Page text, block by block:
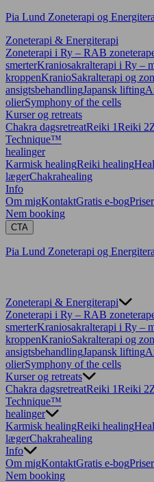
Pia Lund Zoneterapi og
Zoneterapi & Energiterapi
Zoneterapi i Ry – RAB
smerterKraniosakralterapi i Ry –
kroppenKranioSakralterapi og
ansigtsbehandlingJapansk lifting
olierSymphony of the cells
Kurser og retreats
Chakra dagsretreatReiki 1Reiki 2
Technique™
healinger
Karmisk healingReiki healing
lægerChakrahealing
Info
Om migKontaktGratis e-bogPriser
Nem booking
CTA
Pia Lund Zoneterapi og
Zoneterapi & Energiterapi
Zoneterapi i Ry – RAB
smerterKraniosakralterapi i Ry –
kroppenKranioSakralterapi og
ansigtsbehandlingJapansk lifting
olierSymphony of the cells
Kurser og retreats
Chakra dagsretreatReiki 1Reiki 2
Technique™
healinger
Karmisk healingReiki healing
lægerChakrahealing
Info
Om migKontaktGratis e-bogPriser
Nem booking